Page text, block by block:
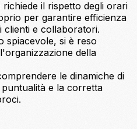
il rispetto degli orari
per garantire efficienza
clienti e collaboratori.
spiacevole, si è reso
della
le dinamiche di
e la corretta